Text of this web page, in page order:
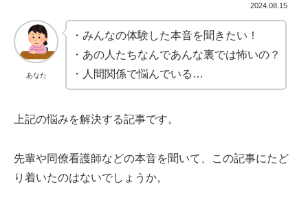
2024.08.15
あなた
・みんなの体験した本音を聞きたい！
・あの人たちなんであんな裏では怖いの？
・人間関係で悩んでいる…
上記の悩みを解決する記事です。
先輩や同僚看護師などの本音を聞いて、この記事にたど
り着いたのはないでしょうか。